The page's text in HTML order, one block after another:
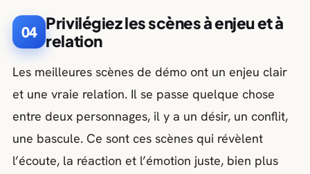
04 Privilégiez les scènes à enjeu et à
relation
Les meilleures scènes de démo ont un enjeu clair
et une vraie relation. Il se passe quelque chose
entre deux personnages, il y a un désir, un conflit,
une bascule. Ce sont ces scènes qui révèlent
l’écoute, la réaction et l’émotion juste, bien plus